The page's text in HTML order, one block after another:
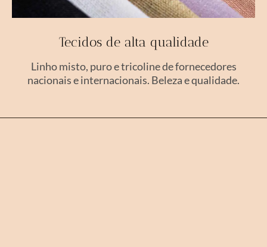
Tecidos de alta qualidade
Linho misto, puro e tricoline de fornecedores
nacionais e internacionais. Beleza e qualidade.